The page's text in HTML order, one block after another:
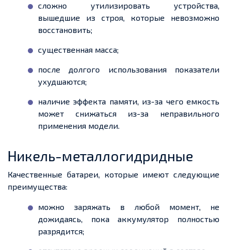
сложно утилизировать устройства,
вышедшие из строя, которые невозможно
восстановить;
существенная масса;
после долгого использования показатели
ухудшаются;
наличие эффекта памяти, из-за чего емкость
может снижаться из-за неправильного
применения модели.
Никель-металлогидридные
Качественные батареи, которые имеют следующие
преимущества:
можно заряжать в любой момент, не
дожидаясь, пока аккумулятор полностью
разрядится;